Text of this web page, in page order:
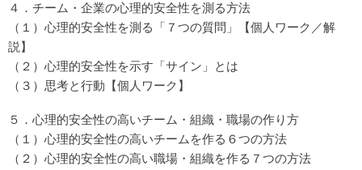
４．チーム・企業の心理的安全性を測る方法
（１）心理的安全性を測る「７つの質問」【個人ワーク／解
説】
（２）心理的安全性を示す「サイン」とは
（３）思考と行動【個人ワーク】
５．心理的安全性の高いチーム・組織・職場の作り方
（１）心理的安全性の高いチームを作る６つの方法
（２）心理的安全性の高い職場・組織を作る７つの方法